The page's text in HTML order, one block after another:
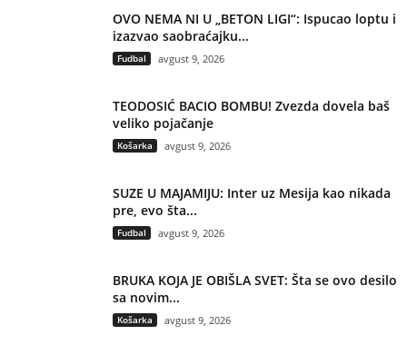
OVO NEMA NI U „BETON LIGI“: Ispucao loptu i
izazvao saobraćajku...
Fudbal avgust 9, 2026
TEODOSIĆ BACIO BOMBU! Zvezda dovela baš
veliko pojačanje
Košarka avgust 9, 2026
SUZE U MAJAMIJU: Inter uz Mesija kao nikada
pre, evo šta...
Fudbal avgust 9, 2026
BRUKA KOJA JE OBIŠLA SVET: Šta se ovo desilo
sa novim...
Košarka avgust 9, 2026